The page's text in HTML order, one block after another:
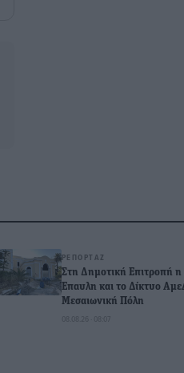
ΡΕΠΟΡΤΆΖ
Στη Δημοτική Επιτροπή η
Έπαυλη και το Δίκτυο
Μεσαιωνική Πόλη
08.08.26 · 08:07